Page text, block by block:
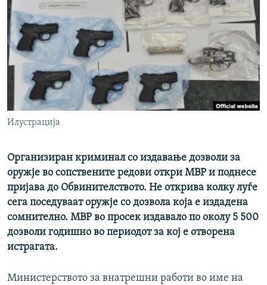
СЛЕДЕТЕ НЕ
РСЕ веб страници
Илустрација
Организиран криминал со издавање дозволи за
оружје во сопствените редови откри МВР и поднесе
пријава до Oбвинителството. Не открива колку луѓе
сега поседуваат оружје со дозвола која е издадена
сомнително. МВР во просек издавало по околу 5 500
дозволи годишно во периодот за кој е отворена
истрагата.
Министерството за внатрешни работи во име на